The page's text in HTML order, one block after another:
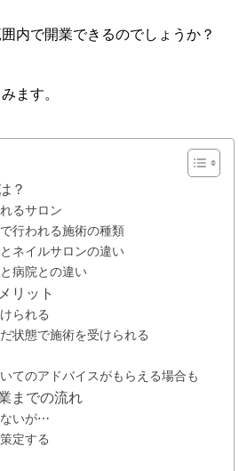
内で開業できるのでしょうか？
ます。
？
るサロン
行われる施術の種類
ネイルサロンの違い
病院との違い
リット
られる
状態で施術を受けられる
てのアドバイスがもらえる場合も
までの流れ
ないが⋯
定する